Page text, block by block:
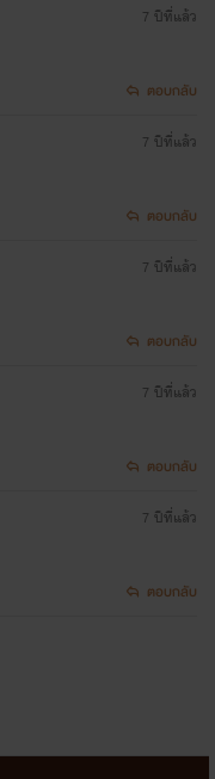
7 ปีที่แล้ว
ตอบกลับ
7 ปีที่แล้ว
ตอบกลับ
7 ปีที่แล้ว
ตอบกลับ
7 ปีที่แล้ว
ตอบกลับ
7 ปีที่แล้ว
ตอบกลับ